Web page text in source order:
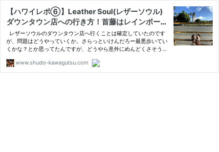
【ハワイレポ⑥】Leather Soul(レザーソウル)
ダウンタウン店への行き方！首藤はレインボート
ロリーで行ってきました！ | 首藤革靴出張所
レザーソウルのダウンタウン店へ行くことは確定していたのです
が、問題はどうやっていくか。さらっといけんだろー最悪歩いてい
くかな？とか思ってたんですが、どうやら意外にめんどくさそうな
www.shudo-kawagutsu.com